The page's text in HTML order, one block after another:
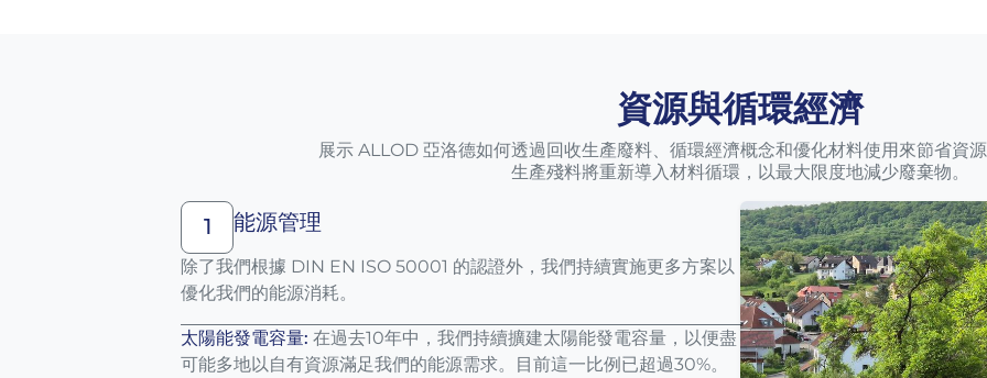
資源與循環經濟
展示 ALLOD 亞洛德如何透過回收生產廢料、循環經濟概念和優化材料使用來節省資
生產殘料將重新導入材料循環，以最大限度地減少廢棄物。
1 能源管理
除了我們根據 DIN EN ISO 50001 的認證外，我們持續實施更多方案以
優化我們的能源消耗。
太陽能發電容量: 在過去10年中，我們持續擴建太陽能發電容量，以便盡
可能多地以自有資源滿足我們的能源需求。目前這一比例已超過30%。